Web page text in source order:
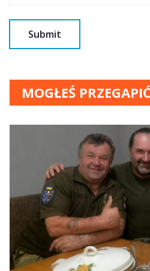
MOGŁEŚ PRZEGAPIĆ